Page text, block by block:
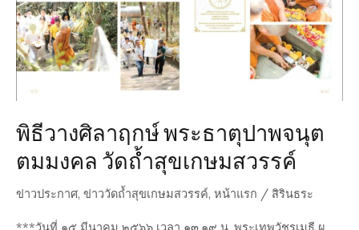
พิธีวางศิลาฤกษ์ พระธาตุปาพจนุต
ตมมงคล วัดถ้ำสุขเกษมสวรรค์
ข่าวประกาศ, ข่าววัดถ้ำสุขเกษมสวรรค์, หน้าแรก / สิรินธระ